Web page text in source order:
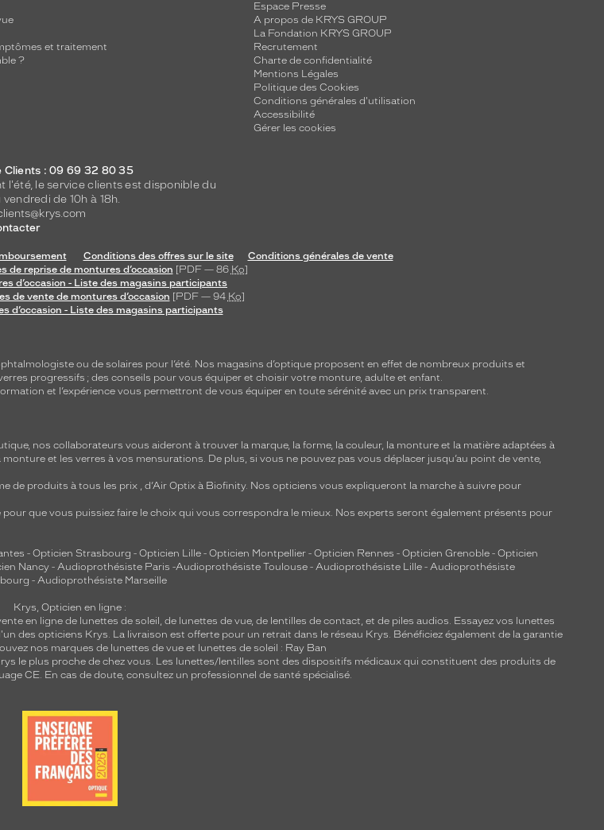
et traitement
?
Espace Presse
A propos de KRYS GROUP
La Fondation KRYS GROUP
Recrutement
Charte de confidentialité
Mentions Légales
Politique des Cookies
Conditions générales d'utilisation
Accessibilité
Gérer les cookies
Clients : 09 69 32 80 35
l'été, le service clients est disponible du
vendredi de 10h à 18h.
Conditions des offres sur le site
Conditions générales de vente
de reprise de montures d’occasion [PDF — 86 Ko]
d’occasion - Liste des magasins participants
de vente de montures d’occasion [PDF — 94 Ko]
d’occasion - Liste des magasins participants
ou de solaires pour l’été. Nos magasins d’optique proposent en effet de nombreux produits et
progressifs ; des conseils pour vous équiper et choisir votre monture, adulte et enfant.
et l’expérience vous permettront de vous équiper en toute sérénité avec un prix transparent.
nos collaborateurs vous aideront à trouver la marque, la forme, la couleur, la monture et la matière adaptées à
et les verres à vos mensurations. De plus, si vous ne pouvez pas vous déplacer jusqu’au point de vente,
de produits à tous les prix , d’Air Optix à Biofinity. Nos opticiens vous expliqueront la marche à suivre pour
que vous puissiez faire le choix qui vous correspondra le mieux. Nos experts seront également présents pour
- Opticien Strasbourg - Opticien Lille - Opticien Montpellier - Opticien Rennes - Opticien Grenoble - Opticien
Nancy - Audioprothésiste Paris -Audioprothésiste Toulouse - Audioprothésiste Lille - Audioprothésiste
- Audioprothésiste Marseille
Krys, Opticien en ligne :
en ligne de lunettes de soleil, de lunettes de vue, de lentilles de contact, et de piles audios. Essayez vos lunettes
des opticiens Krys. La livraison est offerte pour un retrait dans le réseau Krys. Bénéficiez également de la garantie
nos marques de lunettes de vue et lunettes de soleil : Ray Ban
le plus proche de chez vous. Les lunettes/lentilles sont des dispositifs médicaux qui constituent des produits de
CE. En cas de doute, consultez un professionnel de santé spécialisé.